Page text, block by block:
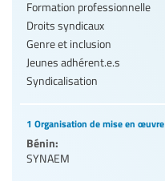
Formation professionnelle
Droits syndicaux
Genre et inclusion
Jeunes adhérent.e.s
Syndicalisation
1 Organisation de mise en œuvre
Bénin:
SYNAEM